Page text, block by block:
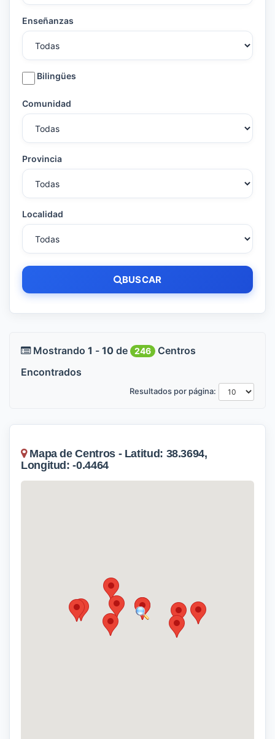
Enseñanzas
Bilingües
Comunidad
Provincia
Localidad
BUSCAR
Mostrando 1 - 10 de 246
Centros
Encontrados
Resultados por página:
Mapa de Centros - Latitud: 38.3694,
Longitud: -0.4464